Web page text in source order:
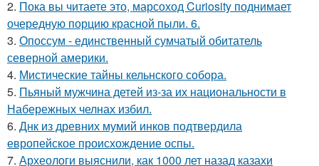
2. Пока вы читаете это, марсоход Curiosity поднимает
очередную порцию красной пыли. 6.
3. Опоссум - единственный сумчатый обитатель
северной америки.
4. Мистические тайны кельнского собора.
5. Пьяный мужчина детей из-за их национальности в
Набережных челнах избил.
6. Днк из древних мумий инков подтвердила
европейское происхождение оспы.
7. Археологи выяснили, как 1000 лет назад казахи